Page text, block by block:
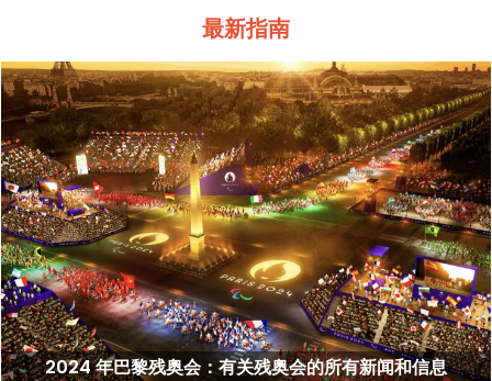
最新指南
2024 年巴黎残奥会：有关残奥会的所有新闻和信息